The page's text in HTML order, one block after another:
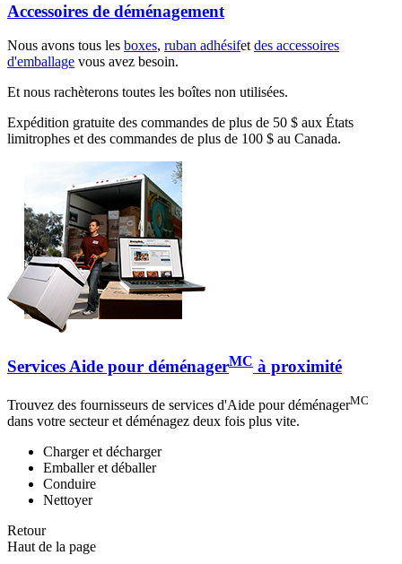
Accessoires de déménagement
Nous avons tous les boxes, ruban adhésifetdes accessoires
d'emballage vous avez besoin.
Et nous rachèterons toutes les boîtes non utilisées.
Expédition gratuite des commandes de plus de 50 $ aux États
limitrophes et des commandes de plus de 100 $ au Canada.
Services Aide pour déménagerMC à proximité
Trouvez des fournisseurs de services d'Aide pour déménagerMC
dans votre secteur et déménagez deux fois plus vite.
Charger et décharger
Emballer et déballer
Conduire
Nettoyer
Retour
Haut de la page